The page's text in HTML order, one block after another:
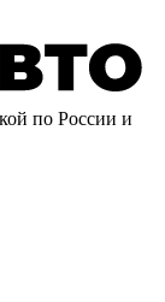
по России и